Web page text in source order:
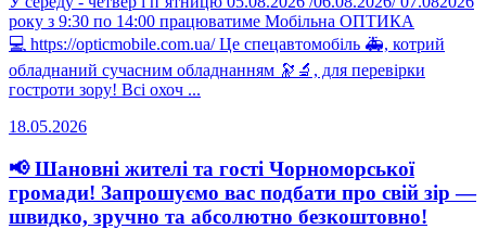
року з 9:30 по 14:00 працюватиме Мобільна ОПТИКА
💻 https://opticmobile.com.ua/ Це спецавтомобіль 🚑, котрий
обладнаний сучасним обладнанням 🔭🔬, для перевірки
гостроти зору! Всі охоч ...
18.05.2026
📢 Шановні жителі та гості Чорноморської
громади! Запрошуємо вас подбати про свій зір —
швидко, зручно та абсолютно безкоштовно!